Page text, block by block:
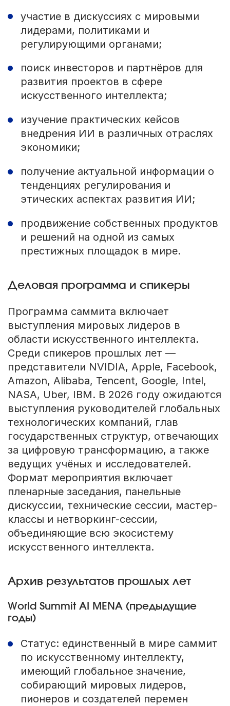
участие в дискуссиях с мировыми
лидерами, политиками и
регулирующими органами;
поиск инвесторов и партнёров для
развития проектов в сфере
искусственного интеллекта;
изучение практических кейсов
внедрения ИИ в различных отраслях
экономики;
получение актуальной информации о
тенденциях регулирования и
этических аспектах развития ИИ;
продвижение собственных продуктов
и решений на одной из самых
престижных площадок в мире.
Деловая программа и спикеры
Программа саммита включает
выступления мировых лидеров в
области искусственного интеллекта.
Среди спикеров прошлых лет —
представители NVIDIA, Apple, Facebook,
Amazon, Alibaba, Tencent, Google, Intel,
NASA, Uber, IBM. В 2026 году ожидаются
выступления руководителей глобальных
технологических компаний, глав
государственных структур, отвечающих
за цифровую трансформацию, а также
ведущих учёных и исследователей.
Формат мероприятия включает
пленарные заседания, панельные
дискуссии, технические сессии, мастер-
классы и нетворкинг-сессии,
объединяющие всю экосистему
искусственного интеллекта.
Архив результатов прошлых лет
World Summit AI MENA (предыдущие
годы)
Статус: единственный в мире саммит
по искусственному интеллекту,
имеющий глобальное значение,
собирающий мировых лидеров,
пионеров и создателей перемен